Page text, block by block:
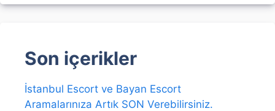
Son içerikler
İstanbul Escort ve Bayan Escort
Aramalarınıza Artık SON Verebilirsiniz.